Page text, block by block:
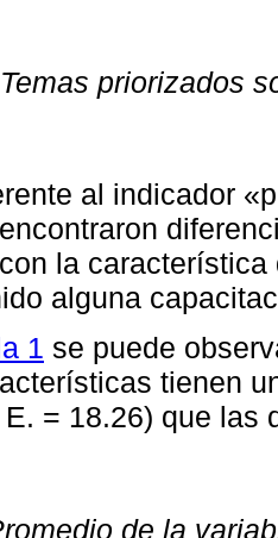
Temas priorizados
al indicador
la
alguna
1 se puede
tienen
= 18.26) que las
de la